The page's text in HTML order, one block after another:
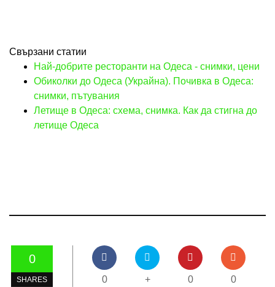
Свързани статии
Най-добрите ресторанти на Одеса - снимки, цени
Обиколки до Одеса (Украйна). Почивка в Одеса:
снимки, пътувания
Летище в Одеса: схема, снимка. Как да стигна до
летище Одеса
0
SHARES 0 + 0 0